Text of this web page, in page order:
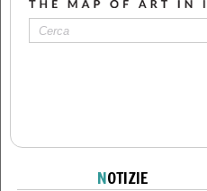
NOTIZIE